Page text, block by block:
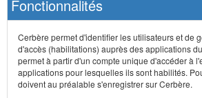
Fonctionnalités
Cerbère permet d'identifier les utilisateurs et de
d'accès (habilitations) auprès des applications
permet à partir d'un compte unique d'accéder à
applications pour lesquelles ils sont habilités.
doivent au préalable s'enregistrer sur Cerbère.